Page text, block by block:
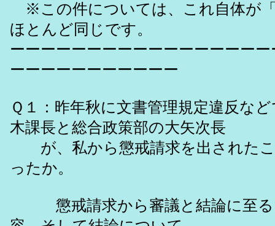
※この件については、これ自体が
ほとんど同じです。
ーーーーーーーーーーーーーーーー
ーーーーーーーーーーー
Ｑ１：昨年秋に文書管理規定違反な
木課長と総合政策部の大矢次長
が、私から懲戒請求を出されたこ
ったか。
懲戒請求から審議と結論に至る